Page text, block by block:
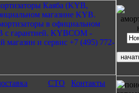
СТО Контакты